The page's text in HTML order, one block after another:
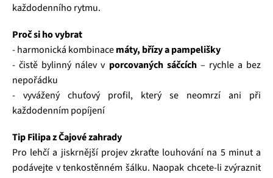
každodenního rytmu.
Proč si ho vybrat
- harmonická kombinacemáty, břízy a pampelišky
- čistě bylinný nálev v porcovaných sáčcích– rychle a bez
nepořádku
- vyvážený chuťový profil, který se neomrzí ani při
každodenním popíjení
Tip Filipa z Čajové zahrady
Pro lehčí a jiskrnější projev zkraťte louhování na 5 minut a
podávejte v tenkostěnném šálku. Naopak chcete-li zvýraznit